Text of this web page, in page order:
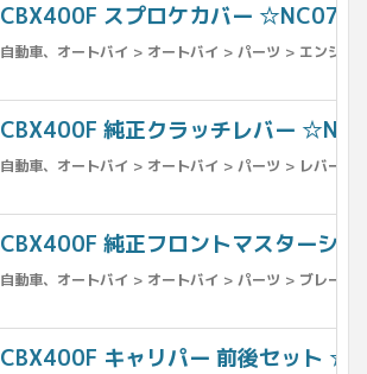
CBX400F スプロケカバー
自動車、オートバイ > オートバイ > パーツ > エンジン
CBX400F 純正クラッチレバー
自動車、オートバイ > オートバイ > パーツ > レバー >
CBX400F 純正フロントマスターシ
自動車、オートバイ > オートバイ > パーツ > ブレーキ
CBX400F キャリパー 前後セット